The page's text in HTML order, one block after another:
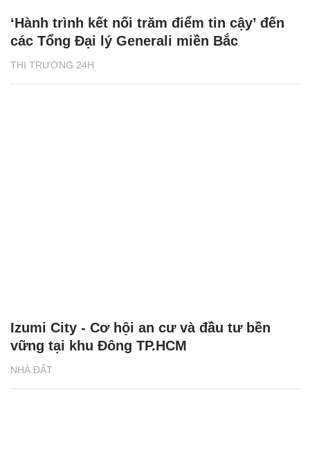
THỊ TRƯỜNG 24H
‘Hành trình kết nối trăm điểm tin cậy’ đến
các Tổng Đại lý Generali miền Bắc
NHÀ ĐẤT
Izumi City - Cơ hội an cư và đầu tư bền
vững tại khu Đông TP.HCM